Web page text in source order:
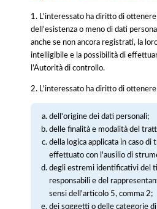
1. L'interessato ha diritto di
dell'esistenza o meno di dati
anche se non ancora registrati, la
intelligibile e la possibilità di
l’Autorità di controllo.
2. L'interessato ha diritto di
dell'origine dei dati personali;
delle finalità e modalità del
della logica applicata in caso di
effettuato con l'ausilio di
degli estremi identificativi del
responsabili e del
sensi dell'articolo 5, comma 2;
dei soggetti o delle categorie